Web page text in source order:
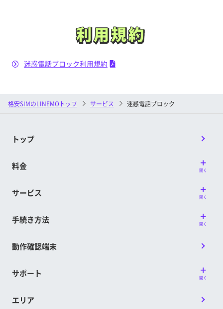
利用規約
利用規約
迷惑電話ブロック利用規約
格安SIMのLINEMOトップ サービス 迷惑電話ブロック
トップ
料金 開く
サービス 開く
手続き方法 開く
動作確認端末
サポート 開く
エリア